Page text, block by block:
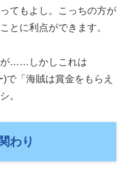
てもよし。こっちの方が
とに利点ができます。
が……しかしこれは
で「海賊は賞金をもらえ
。
わり